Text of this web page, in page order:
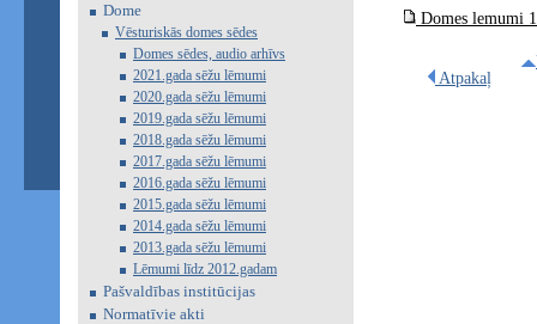
Dome
Vēsturiskās domes sēdes
Domes sēdes, audio arhīvs
2021.gada sēžu lēmumi
2020.gada sēžu lēmumi
2019.gada sēžu lēmumi
2018.gada sēžu lēmumi
2017.gada sēžu lēmumi
2016.gada sēžu lēmumi
2015.gada sēžu lēmumi
2014.gada sēžu lēmumi
2013.gada sēžu lēmumi
Lēmumi līdz 2012.gadam
Pašvaldības institūcijas
Normatīvie akti
Domes lemumi
Atpakaļ